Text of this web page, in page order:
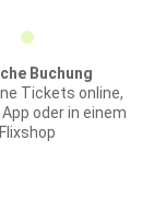
Buchung
Tickets online,
oder in einem
Flixshop